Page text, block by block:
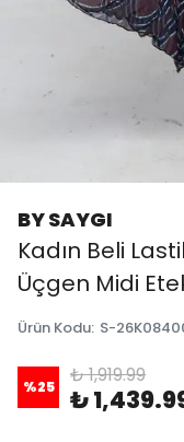
BY SAYGI
Kadın Beli
Üçgen Midi
Ürün Kodu: S-
%25 ₺ 1,919.99
₺